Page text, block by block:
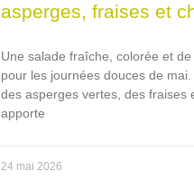
asperges, fraises et
Une salade fraîche, colorée et
pour les journées douces de mai.
des asperges vertes, des fraises
apporte
24 mai 2026